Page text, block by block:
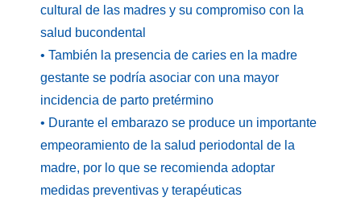
cultural de las madres y su compromiso con la
salud bucondental
• También la presencia de caries en la madre
gestante se podría asociar con una mayor
incidencia de parto pretérmino
• Durante el embarazo se produce un importante
empeoramiento de la salud periodontal de la
madre, por lo que se recomienda adoptar
medidas preventivas y terapéuticas